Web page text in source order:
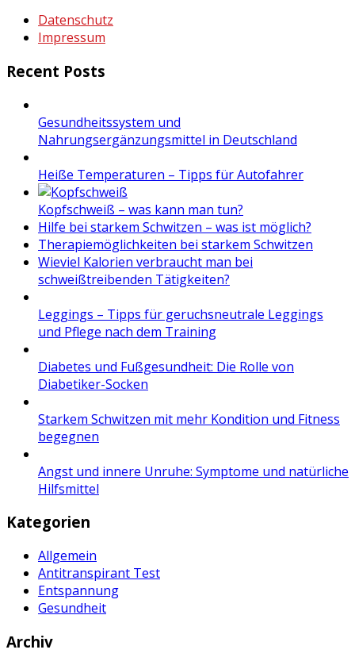
Datenschutz
Impressum
Recent Posts
Gesundheitssystem und
Nahrungsergänzungsmittel in Deutschland
Heiße Temperaturen – Tipps für Autofahrer
Kopfschweiß – was kann man tun?
Hilfe bei starkem Schwitzen – was ist möglich?
Therapiemöglichkeiten bei starkem Schwitzen
Wieviel Kalorien verbraucht man bei
schweißtreibenden Tätigkeiten?
Leggings – Tipps für geruchsneutrale Leggings
und Pflege nach dem Training
Diabetes und Fußgesundheit: Die Rolle von
Diabetiker-Socken
Starkem Schwitzen mit mehr Kondition und Fitness
begegnen
Angst und innere Unruhe: Symptome und natürliche
Hilfsmittel
Kategorien
Allgemein
Antitranspirant Test
Entspannung
Gesundheit
Archiv